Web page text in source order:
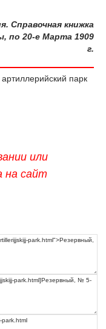
Справочная книжка
по 20-е Марта 1909
г.
парк
или
на сайт